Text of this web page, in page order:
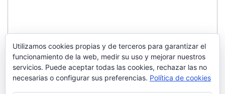
Utilizamos cookies propias y de terceros para garantizar el
funcionamiento de la web, medir su uso y mejorar nuestros
servicios. Puede aceptar todas las cookies, rechazar las no
necesarias o configurar sus preferencias. Política de cookies